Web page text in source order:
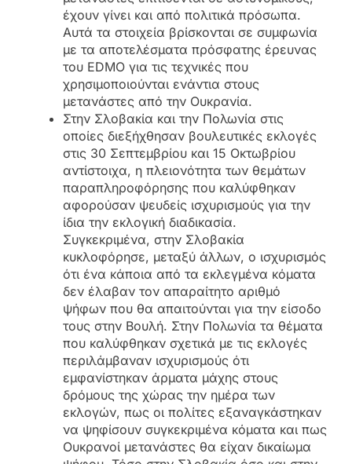
έχουν γίνει και από πολιτικά πρόσωπα.
Αυτά τα στοιχεία βρίσκονται σε συμφωνία
με τα αποτελέσματα πρόσφατης έρευνας
του EDMO για τις τεχνικές που
χρησιμοποιούνται ενάντια στους
μετανάστες από την Ουκρανία.
Στην Σλοβακία και την Πολωνία στις
οποίες διεξήχθησαν βουλευτικές εκλογές
στις 30 Σεπτεμβρίου και 15 Οκτωβρίου
αντίστοιχα, η πλειονότητα των θεμάτων
παραπληροφόρησης που καλύφθηκαν
αφορούσαν ψευδείς ισχυρισμούς για την
ίδια την εκλογική διαδικασία.
Συγκεκριμένα, στην Σλοβακία
κυκλοφόρησε, μεταξύ άλλων, ο ισχυρισμός
ότι ένα κάποια από τα εκλεγμένα κόματα
δεν έλαβαν τον απαραίτητο αριθμό
ψήφων που θα απαιτούνται για την είσοδο
τους στην Βουλή. Στην Πολωνία τα θέματα
που καλύφθηκαν σχετικά με τις εκλογές
περιλάμβαναν ισχυρισμούς ότι
εμφανίστηκαν άρματα μάχης στους
δρόμους της χώρας την ημέρα των
εκλογών, πως οι πολίτες εξαναγκάστηκαν
να ψηφίσουν συγκεκριμένα κόματα και πως
Ουκρανοί μετανάστες θα είχαν δικαίωμα